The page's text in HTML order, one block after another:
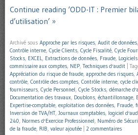
Continue reading ‘ODD-IT : Premier
d’utilisation’ »
Archivé sous Approche par les risques, Audit de données,
Contrôle interne, Cycle Clients, Cycle Fiscalité, Cycle
Stocks, EXCEL, Extractions de données, Fraude,
commissaire aux comptes, NEP, Techniques d'audit
Appréciation du risque de fraude, approche des risques,
contrôle, Contrôle des comptes, Contrôle interne, cycle
fournisseurs, Cycle Personnel, Cycle Stocks, démarche
Documentation des travaux, Doublons, échantillonnage,
Expertise-comptable, exploitation des données, Fraude,
Inversion de TVA/HT, Journaux comptables, logiciel
240, Normes d'Exercice Professionnel, Numéro de
de la fraude, RIB, valeur ajoutée 2 commentaires